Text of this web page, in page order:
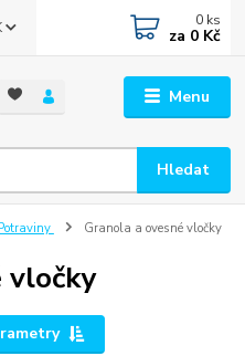
Menu
Hledat
0 ks
za 0 Kč
Granola a ovesné vločky
vločky